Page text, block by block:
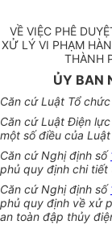
VỀ VIỆC PHÊ
XỬ LÝ VI PHẠM
THÀNH
ỦY BAN
Căn cứ Luật Tổ
Căn cứ Luật Điện
một số điều của
Căn cứ Nghịđịnh số
phủ quy định chi tiết
Căn cứ Nghị định số
phủ quy định về xử
an toàn đập thủy